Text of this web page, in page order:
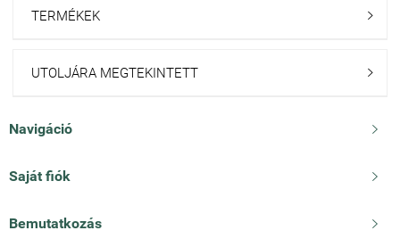
TERMÉKEK 
UTOLJÁRA MEGTEKINTETT 
Navigáció 
Saját fiók 
Bemutatkozás 